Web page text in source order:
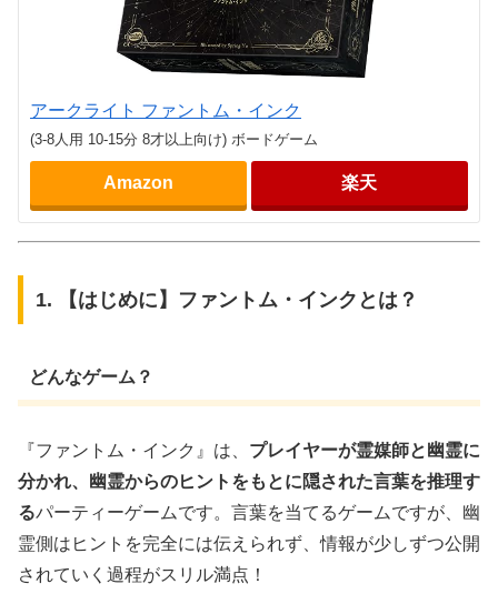
アークライト ファントム・インク
(3-8人用 10-15分 8才以上向け) ボードゲーム
Amazon 楽天
1. 【はじめに】ファントム・インクとは？
どんなゲーム？
『ファントム・インク』は、 プレイヤーが霊媒師と幽霊に
分かれ、幽霊からのヒントをもとに隠された言葉を推理す
るパーティーゲームです。言葉を当てるゲームですが、幽
霊側はヒントを完全には伝えられず、情報が少しずつ公開
されていく過程がスリル満点！